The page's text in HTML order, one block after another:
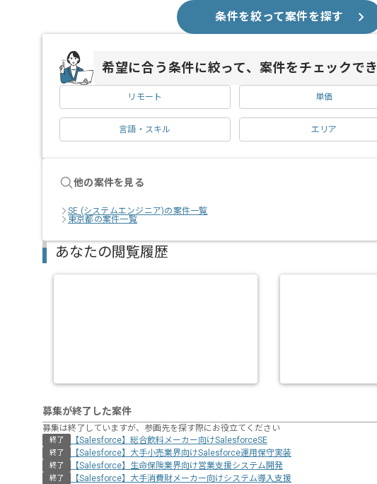
条件を絞って案件を探す
希望に合う条件に絞って、案件をチェックでき
リモート 単価
言語・スキル エリア
他の案件を見る
SE (システムエンジニア)の案件一覧
東京都の案件一覧
あなたの閲覧履歴
募集が終了した案件
募集は終了していますが、参画先を探す際にお役立てください
終了 【Salesforce】総合飲料メーカー向けSalesforceSE
終了 【Salesforce】大手小売業界向けSalesforce運用保守実装
終了 【Salesforce】生命保険業界向け営業支援システム開発
終了 【Salesforce】大手消費財メーカー向けシステム導入支援